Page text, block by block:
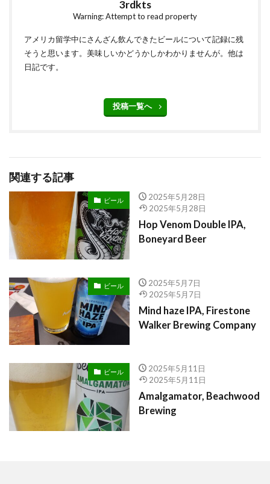
3rdkts
Warning: Attempt to read property
アメリカ留学中にさんざん飲んできたビールについて記録に残
そうと思います。美味しいかどうかしかわかりませんが。他は
日記です。
投稿一覧へ
関連する記事
ビール
2025年5月28日
2025年5月28日
Hop Venom Double IPA,
Boneyard Beer
ビール
2025年5月7日
2025年5月7日
Mind haze IPA, Firestone
Walker Brewing Company
ビール
2025年5月11日
2025年5月11日
Amalgamator, Beachwood
Brewing